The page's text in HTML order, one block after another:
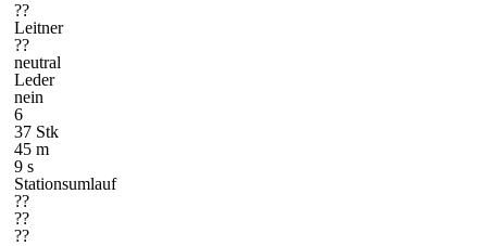
??
Leitner
??
neutral
Leder
nein
6
37 Stk
45 m
9 s
Stationsumlauf
??
??
??